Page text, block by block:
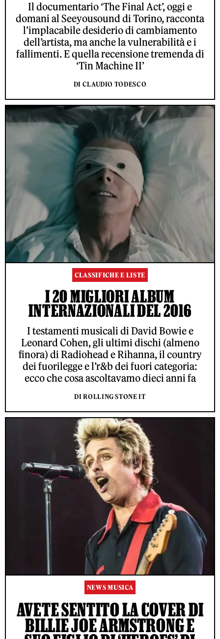
Il documentario ‘The Final Act’, oggi e
domani al Seeyousound di Torino, racconta
l’implacabile desiderio di cambiamento
dell’artista, ma anche la vulnerabilità e i
fallimenti. E quella recensione tremenda di
‘Tin Machine II’
DI CLAUDIO TODESCO
CLASSIFICHE E LISTE
I 20 MIGLIORI ALBUM
INTERNAZIONALI DEL 2016
I testamenti musicali di David Bowie e
Leonard Cohen, gli ultimi dischi (almeno
finora) di Radiohead e Rihanna, il country
dei fuorilegge e l’r&b dei fuori categoria:
ecco che cosa ascoltavamo dieci anni fa
DI ROLLING STONE IT
NEWS MUSICA
AVETE SENTITO LA COVER DI
BILLIE JOE ARMSTRONG E